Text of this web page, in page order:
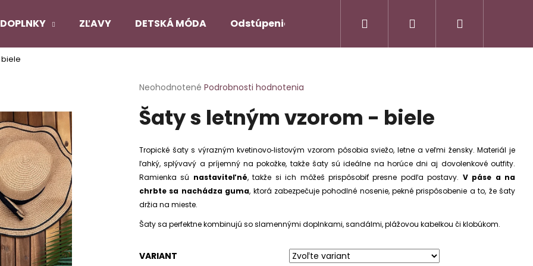
DOPLNKY ZĽAVY DETSKÁ MÓDA Odstúpenie od zmluvy/Vrátenie tovaru Napíšte nám
Hľadať Prihlásenie
biele
Priemerné
produktu
je
5
hviezdičiek.
Neohodnotené Podrobnosti hodnotenia
Šaty s letným vzorom - biele
Tropické šaty s výrazným kvetinovo‑listovým vzorom pôsobia sviežo, letne a veľmi žensky. Materiál je
ľahký, splývavý a príjemný na pokožke, takže šaty sú ideálne na horúce dni aj dovolenkové outfity.
Ramienka sú nastaviteľné, takže si ich môžeš prispôsobiť presne podľa postavy. V páse a na
chrbte sa nachádza guma, ktorá zabezpečuje pohodlné nosenie, pekné prispôsobenie a to, že šaty
držia na mieste.
Šaty sa perfektne kombinujú so slamennými doplnkami, sandálmi, plážovou kabelkou či klobúkom.
VARIANT
Čo potrebujete nájsť?
HĽADAŤ
Odporúčame
NUENO
SATÉNOVÝ PYŽAMOVÝ TROJKOMPLET -
ČIERNY
€22,90